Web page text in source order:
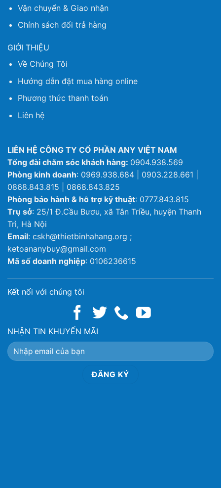
Vận chuyển & Giao nhận
Chính sách đổi trả hàng
GIỚI THIỆU
Về Chúng Tôi
Hướng dẫn đặt mua hàng online
Phương thức thanh toán
Liên hệ
LIÊN HỆ CÔNG TY CỔ PHẦN ANY VIỆT NAM
Tổng đài chăm sóc khách hàng: 0904.938.569
Phòng kinh doanh: 0969.938.684 | 0903.228.661 |
0868.843.815 | 0868.843.825
Phòng bảo hành & hỗ trợ kỹ thuật: 0777.843.815
Trụ sở: 25/1 Đ.Cầu Bươu, xã Tân Triều, huyện Thanh
Trì, Hà Nội
Email: cskh@thietbinhahang.org ;
ketoananybuy@gmail.com
Mã số doanh nghiệp: 0106236615
Kết nối với chúng tôi
NHẬN TIN KHUYẾN MÃI